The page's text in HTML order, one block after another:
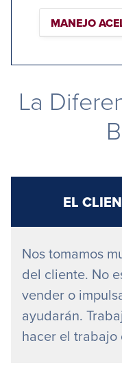
MANEJO
La
EL
Nos tomamos
del cliente. No
vender o
ayudarán.
hacer el trabajo